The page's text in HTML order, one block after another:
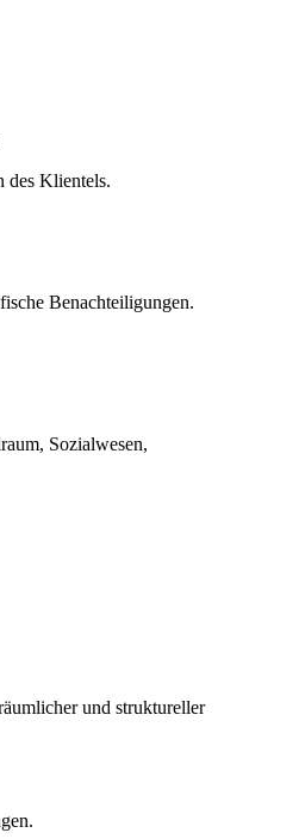
des Klientels.
Benachteiligungen.
Sozialwesen,
und struktureller